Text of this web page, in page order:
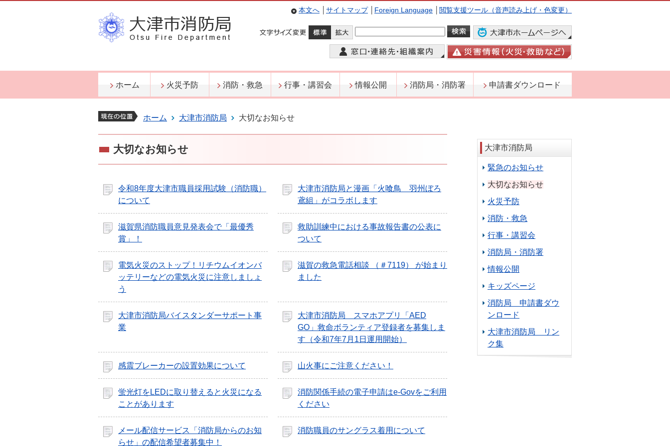
本文へ サイトマップ Foreign Language 閲覧支援ツール（音声読み上げ・色変更）
ホーム 火災予防 消防・救急 行事・講習会 情報公開 消防局・消防署 申請書ダウンロード
ホーム 大津市消防局 大切なお知らせ
大切なお知らせ
令和8年度大津市職員採用試験（消防職）
について
大津市消防局と漫画「火喰鳥 羽州ぼろ
鳶組」がコラボします
滋賀県消防職員意見発表会で「最優秀
賞」！
救助訓練中における事故報告書の公表に
ついて
電気火災のストップ！リチウムイオンバ
ッテリーなどの電気火災に注意しましょ
う
滋賀の救急電話相談 （＃7119） が始まり
ました
大津市消防局バイスタンダーサポート事
業
大津市消防局 スマホアプリ「AED
GO」救命ボランティア登録者を募集しま
す（令和7年7月1日運用開始）
感震ブレーカーの設置効果について 山火事にご注意ください！
蛍光灯をLEDに取り替えると火災になる
ことがあります
消防関係手続の電子申請はe-Govをご利用
ください
メール配信サービス「消防局からのお知
らせ」の配信希望者募集中！
消防職員のサングラス着用について
大津市消防局
緊急のお知らせ
大切なお知らせ
火災予防
消防・救急
行事・講習会
消防局・消防署
情報公開
キッズページ
消防局 申請書ダウ
ンロード
大津市消防局 リン
ク集